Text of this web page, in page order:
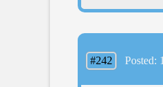
#242 Posted: